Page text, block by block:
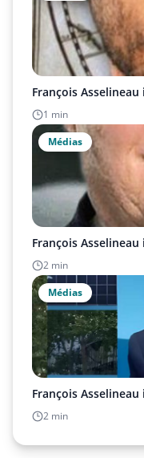
François
1 min
Médias
François
2 min
Médias
François
2 min